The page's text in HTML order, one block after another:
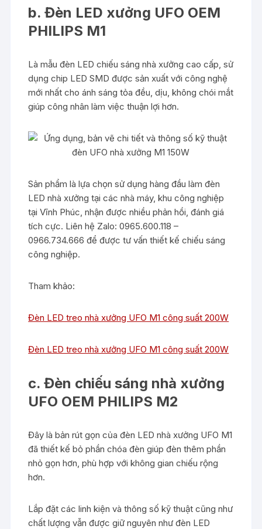
b. Đèn LED xưởng UFO OEM
PHILIPS M1
Là mẫu đèn LED chiếu sáng nhà xưởng cao cấp, sử
dụng chip LED SMD được sản xuất với công nghệ
mới nhất cho ánh sáng tỏa đều, dịu, không chói mắt
giúp công nhân làm việc thuận lợi hơn.
Sản phẩm là lựa chọn sử dụng hàng đầu làm đèn
LED nhà xưởng tại các nhà máy, khu công nghiệp
tại Vĩnh Phúc, nhận được nhiều phản hồi, đánh giá
tích cực. Liên hệ Zalo: 0965.600.118 –
0966.734.666 để được tư vấn thiết kế chiếu sáng
công nghiệp.
Tham khảo:
Đèn LED treo nhà xưởng UFO M1 công suất 200W
Đèn LED treo nhà xưởng UFO M1 công suất 200W
c. Đèn chiếu sáng nhà xưởng
UFO OEM PHILIPS M2
Đây là bản rút gọn của đèn LED nhà xưởng UFO M1
đã thiết kế bỏ phần chóa đèn giúp đèn thêm phần
nhỏ gọn hơn, phù hợp với không gian chiếu rộng
hơn.
Lắp đặt các linh kiện và thông số kỹ thuật cũng như
chất lượng vẫn được giữ nguyên như đèn LED